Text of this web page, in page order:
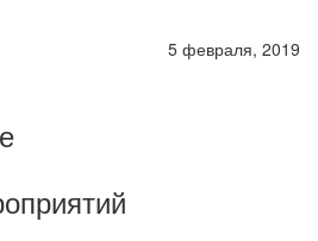
5 февраля, 2019